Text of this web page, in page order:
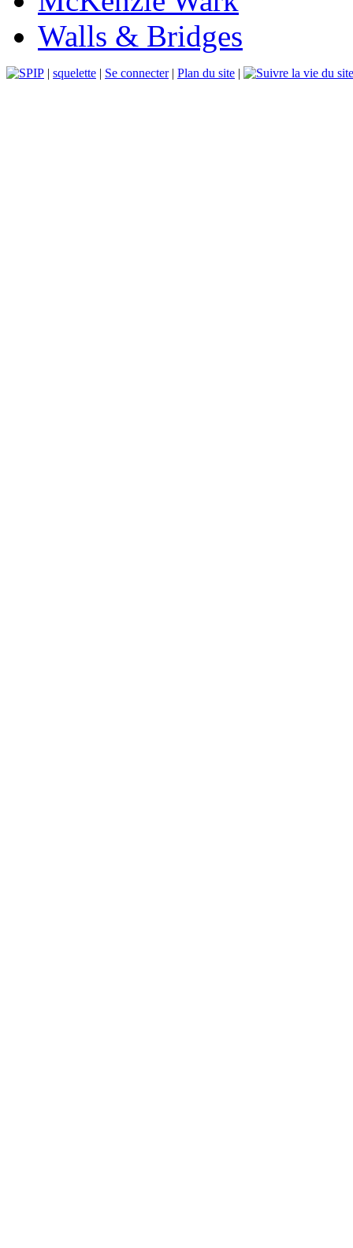
Walls & Bridges
| squelette | Se connecter| Plan du site |